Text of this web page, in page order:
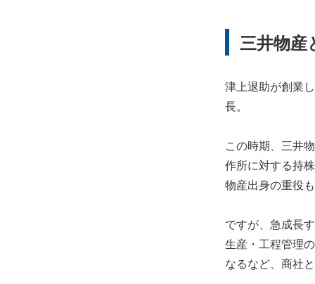
三井物産
津上退助が創業
長。
この時期、三井
作所に対する持
物産出身の重役
ですが、急成長
生産・工程管理
なるなど、商社